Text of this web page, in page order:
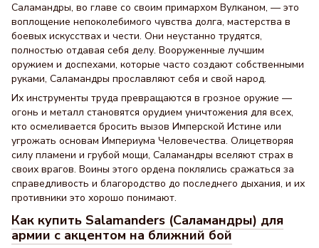
Саламандры, во главе со своим примархом Вулканом, — это
воплощение непоколебимого чувства долга, мастерства в
боевых искусствах и чести. Они неустанно трудятся,
полностью отдавая себя делу. Вооруженные лучшим
оружием и доспехами, которые часто создают собственными
руками, Саламандры прославляют себя и свой народ.
Их инструменты труда превращаются в грозное оружие —
огонь и металл становятся орудием уничтожения для всех,
кто осмеливается бросить вызов Имперской Истине или
угрожать основам Империума Человечества. Олицетворяя
силу пламени и грубой мощи, Саламандры вселяют страх в
своих врагов. Воины этого ордена поклялись сражаться за
справедливость и благородство до последнего дыхания, и их
противники это хорошо понимают.
Как купить Salamanders (Саламандры) для
армии с акцентом на ближний бой